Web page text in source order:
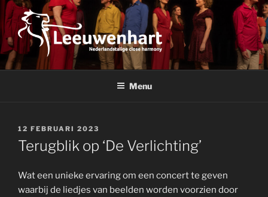
Ga
naar
de
inhoud
LEEUWENHART
Nederlandstalige close harmony
Menu
GEPLAATST
OP
12 FEBRUARI 2023
Terugblik op ‘De Verlichting’
Wat een unieke ervaring om een concert te geven
waarbij de liedjes van beelden worden voorzien door